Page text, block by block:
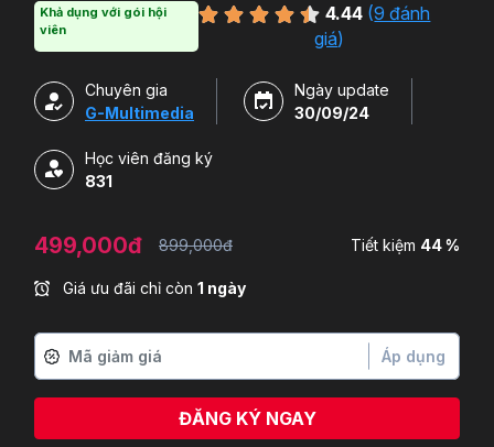
Khả dụng với gói hội
viên
4.44 (9 đánh
giá)
Chuyên gia
G-Multimedia
Ngày update
30/09/24
Học viên đăng ký
831
499,000đ 899,000đ Tiết kiệm 44 %
Giá ưu đãi chỉ còn 1 ngày
Áp dụng
ĐĂNG KÝ NGAY